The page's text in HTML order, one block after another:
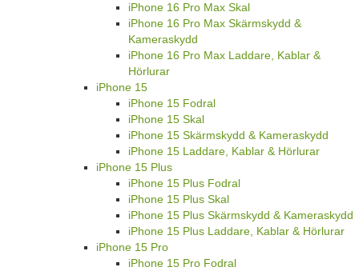
iPhone 16 Pro Max Skal
iPhone 16 Pro Max Skärmskydd &
Kameraskydd
iPhone 16 Pro Max Laddare, Kablar &
Hörlurar
iPhone 15
iPhone 15 Fodral
iPhone 15 Skal
iPhone 15 Skärmskydd & Kameraskydd
iPhone 15 Laddare, Kablar & Hörlurar
iPhone 15 Plus
iPhone 15 Plus Fodral
iPhone 15 Plus Skal
iPhone 15 Plus Skärmskydd & Kameraskydd
iPhone 15 Plus Laddare, Kablar & Hörlurar
iPhone 15 Pro
iPhone 15 Pro Fodral